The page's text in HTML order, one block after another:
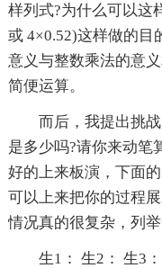
样列式?为什么可以这
或 4×0.52)这样做的目
意义与整数乘法的意
简便运算。
而后，我提出挑
是多少吗?请你来动笔
好的上来板演，下面
可以上来把你的过程
情况真的很复杂，列举
生1： 生2： 生3：